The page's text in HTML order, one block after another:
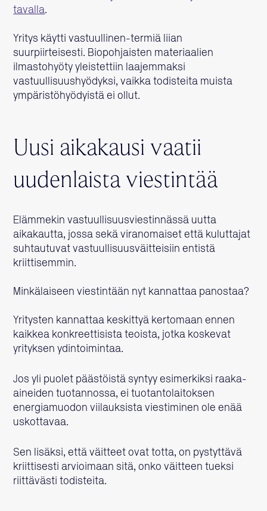
tavalla.
Yritys käytti vastuullinen-termiä liian
suurpiirteisesti. Biopohjaisten materiaalien
ilmastohyöty yleistettiin laajemmaksi
vastuullisuushyödyksi, vaikka todisteita muista
ympäristöhyödyistä ei ollut.
Uusi aikakausi vaatii
uudenlaista viestintää
Elämmekin vastuullisuusviestinnässä uutta
aikakautta, jossa sekä viranomaiset että kuluttajat
suhtautuvat vastuullisuusväitteisiin entistä
kriittisemmin.
Minkälaiseen viestintään nyt kannattaa panostaa?
Yritysten kannattaa keskittyä kertomaan ennen
kaikkea konkreettisista teoista, jotka koskevat
yrityksen ydintoimintaa.
Jos yli puolet päästöistä syntyy esimerkiksi raaka-
aineiden tuotannossa, ei tuotantolaitoksen
energiamuodon viilauksista viestiminen ole enää
uskottavaa.
Sen lisäksi, että väitteet ovat totta, on pystyttävä
kriittisesti arvioimaan sitä, onko väitteen tueksi
riittävästi todisteita.